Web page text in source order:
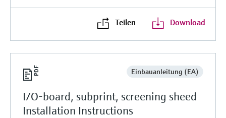
Teilen Download
Einbauanleitung (EA)
I/O-board, subprint, screening sheed
Installation Instructions